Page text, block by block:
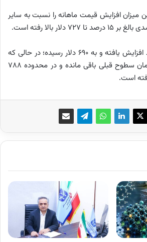
میزان افزایش قیمت ماهانه را نسبت به سایر
بالا رفته است.
بهای تولوئن نیز 7 درصد افزایش یافته و به 690 دلار رسیده؛ در حالی که
قیمت پاراکسیلین در همان سطوح قبلی باقی مانده و در محدوده 788
است.